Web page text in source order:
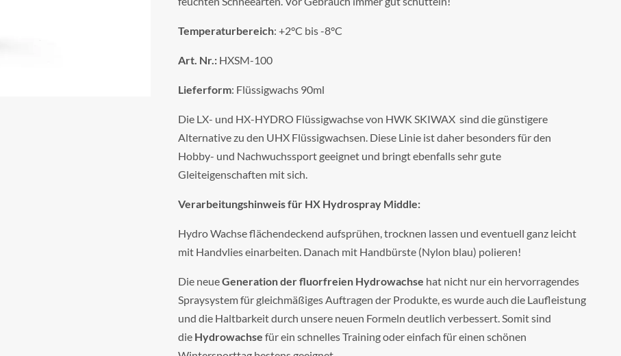
Temperaturbereich: +2°C bis -8°C
Art. Nr.: HXSM-100
Lieferform: Flüssigwachs 90ml
Die LX- und HX-HYDRO Flüssigwachse von HWK SKIWAX sind die günstigere
Alternative zu den UHX Flüssigwachsen. Diese Linie ist daher besonders für den
Hobby- und Nachwuchssport geeignet und bringt ebenfalls sehr gute
Gleiteigenschaften mit sich.
Verarbeitungshinweis für HX Hydrospray Middle:
Hydro Wachse flächendeckend aufsprühen, trocknen lassen und eventuell ganz leicht
mit Handvlies einarbeiten. Danach mit Handbürste (Nylon blau) polieren!
Die neueGeneration der fluorfreien Hydrowachse hat nicht nur ein hervorragendes
Spraysystem für gleichmäßiges Auftragen der Produkte, es wurde auch die Laufleistung
und die Haltbarkeit durch unsere neuen Formeln deutlich verbessert. Somit sind
die Hydrowachse für ein schnelles Training oder einfach für einen schönen